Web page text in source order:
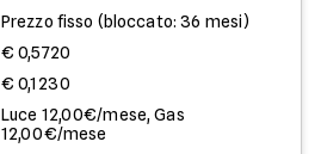
Prezzo fisso (bloccato: 36 mesi)
€ 0,5720
€ 0,1230
Luce 12,00€/mese, Gas
12,00€/mese